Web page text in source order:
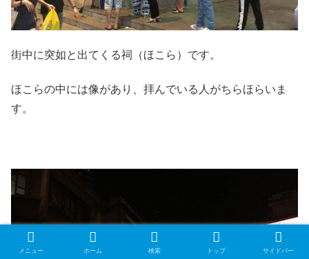
街中に突如と出てくる祠（ほこら）です。
ほこらの中には像があり、拝んでいる人がちらほらいま
す。
メニュー ホーム 検索 トップ サイドバー